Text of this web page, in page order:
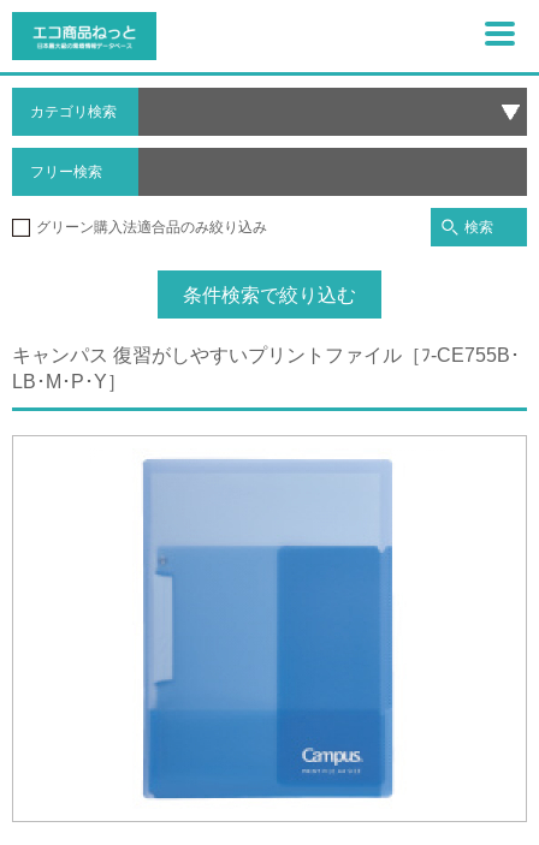
カテゴリ検索
フリー検索
グリーン購入法適合品のみ絞り込み 検索
条件検索で絞り込む
キャンパス 復習がしやすいプリントファイル［ﾌ-CE755B･
LB･M･P･Y］